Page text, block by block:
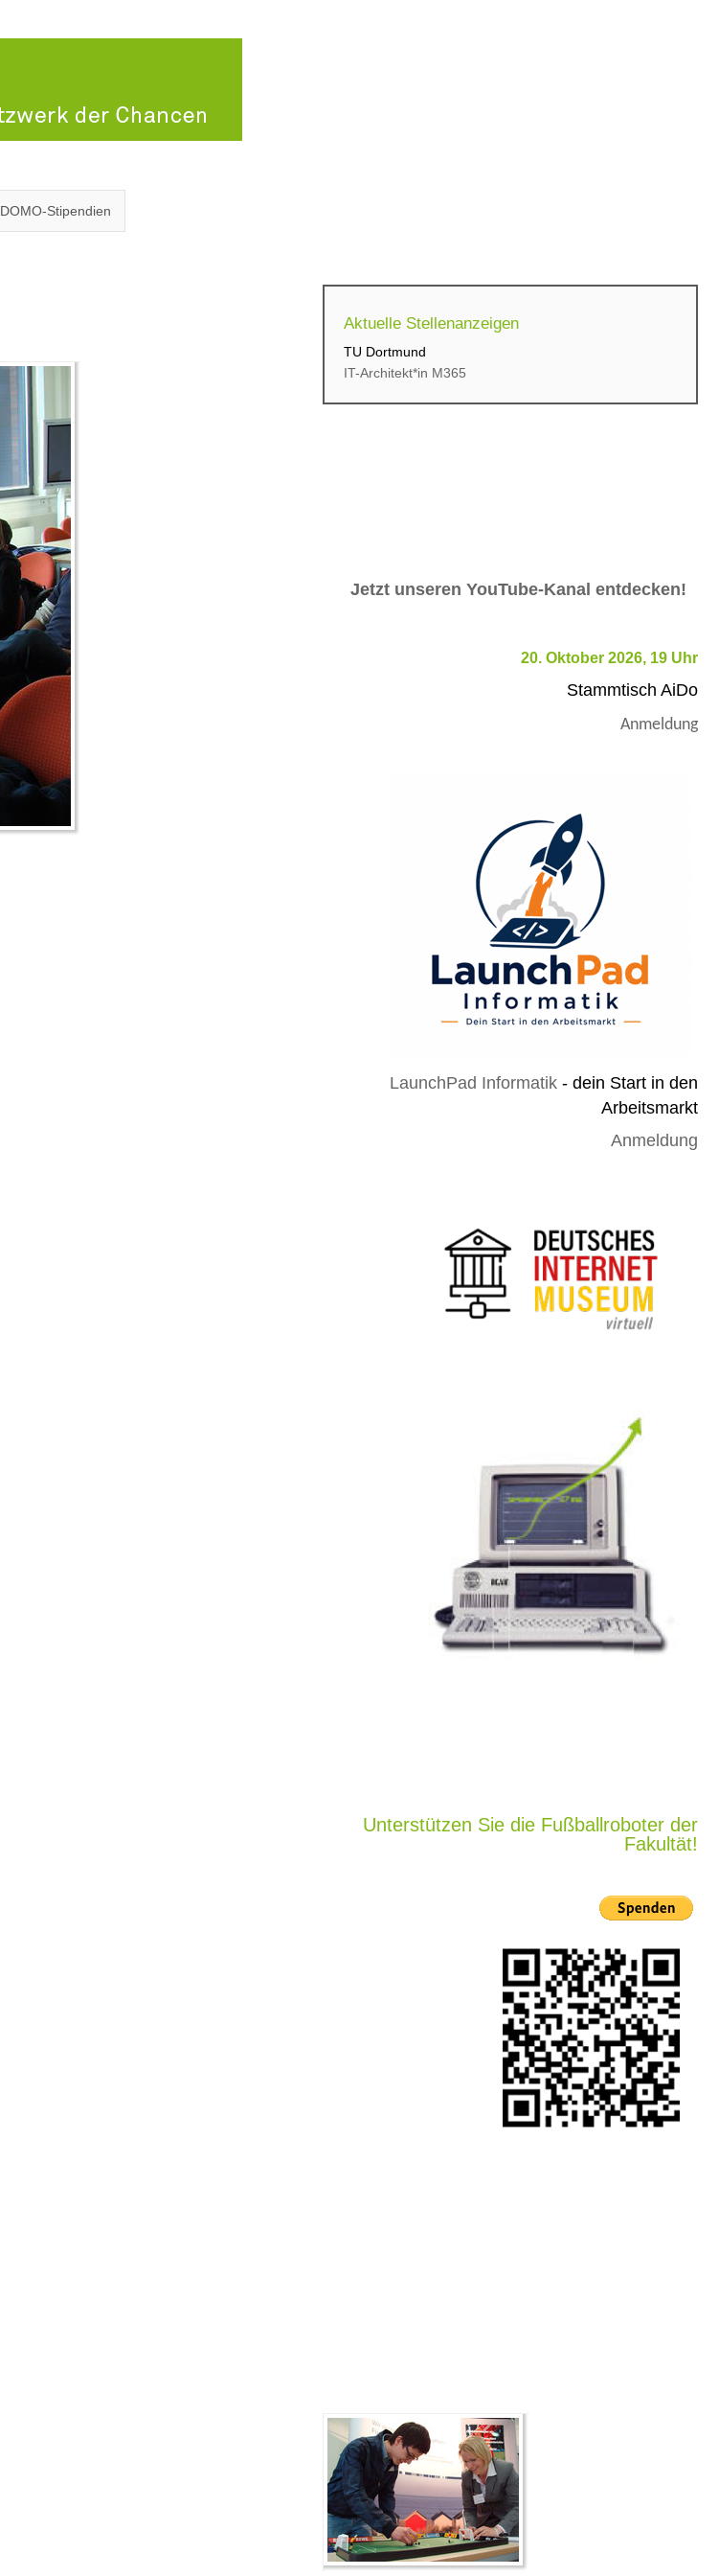
DOMO-Stipendien
Aktuelle Stellenanzeigen
TU Dortmund
IT-Architekt*in M365
cbs Corporate Business...
Initiativbewerbung für...
Jetzt unseren YouTube-Kanal entdecken!
20. Oktober 2026, 19 Uhr
Stammtisch AiDo
Anmeldung
LaunchPad Informatik - dein Start in den
Arbeitsmarkt
Anmeldung
Unterstützen Sie die Fußballroboter der
Fakultät!